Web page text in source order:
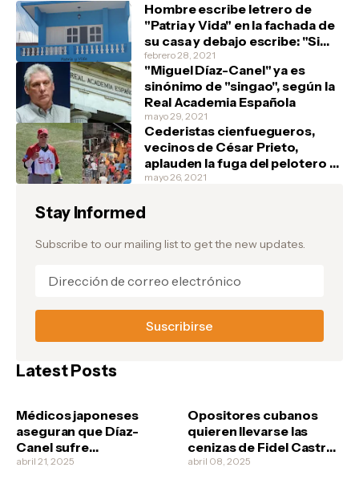
Hombre escribe letrero de
"Patria y Vida" en la fachada de
su casa y debajo escribe: "Si
tienen, un marfilito por favor"
febrero 28, 2021
"Miguel Díaz-Canel" ya es
sinónimo de "singao", según la
Real Academia Española
mayo 29, 2021
Cederistas cienfuegueros,
vecinos de César Prieto,
aplauden la fuga del pelotero y
festejan en la barriada de Junco
mayo 26, 2021
Stay Informed
Subscribe to our mailing list to get the new updates.
Latest Posts
Médicos japoneses
aseguran que Díaz-
Canel sufre
esquizofrenia
abril 21, 2025
Opositores cubanos
quieren llevarse las
cenizas de Fidel Castro
no vaya a ser que los
abril 08, 2025